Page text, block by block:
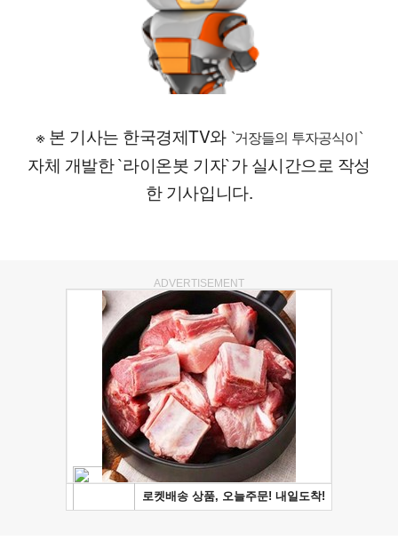
※ 본 기사는 한국경제TV와 `거장들의 투자공식이`
자체 개발한 `라이온봇 기자`가 실시간으로 작성
한 기사입니다.
ADVERTISEMENT